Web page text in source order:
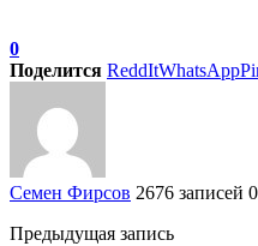
0
Поделится ReddItWhatsApp
Семен Фирсов 2676 записей
Предыдущая запись